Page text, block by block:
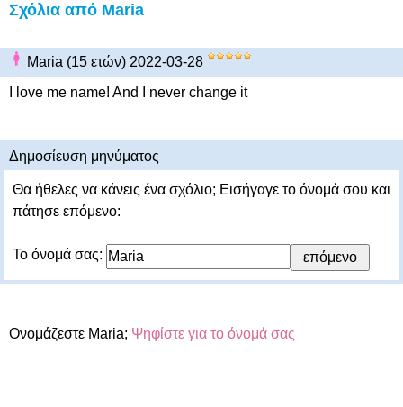
Σχόλια από Maria
Maria (15 ετών) 2022-03-28
I love me name! And I never change it
Δημοσίευση μηνύματος
Θα ήθελες να κάνεις ένα σχόλιο; Εισήγαγε το όνομά σου και
πάτησε επόμενο:
Το όνομά σας:
Ονομάζεστε Maria; Ψηφίστε για το όνομά σας